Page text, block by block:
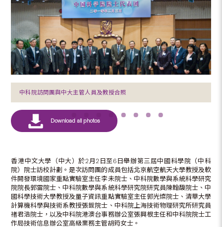
中科院訪問團與中大主管人員及教授合照
香港中文大學（中大）於2月2日至6日舉辦第三屆中國科學院（中科
院）院士訪校計劃。是次訪問團的成員包括北京航空航天大學教授及軟
件開發環境國家重點實驗室主任李未院士、中科院數學與系統科學研究
院院長郭雷院士、中科院數學與系統科學研究院研究員陳翰馥院士、中
國科學技術大學教授及量子資訊重點實驗室主任郭光燦院士、清華大學
計算機科學與技術系教授張鈸院士、中科院上海技術物理研究所研究員
禇君浩院士，以及中科院港澳台事務辦公室張興根主任和中科院院士工
作局技術信息辦公室高級業務主管胡筠女士。